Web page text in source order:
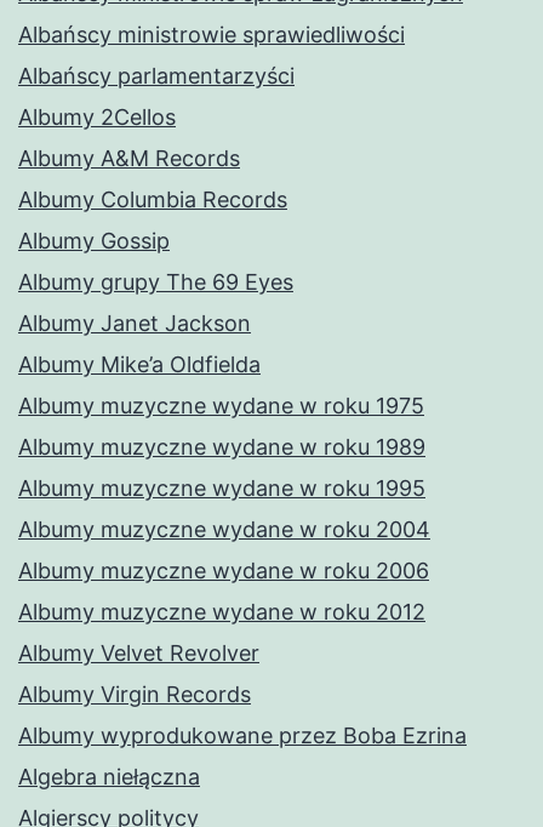
Albańscy ministrowie sprawiedliwości
Albańscy parlamentarzyści
Albumy 2Cellos
Albumy A&M Records
Albumy Columbia Records
Albumy Gossip
Albumy grupy The 69 Eyes
Albumy Janet Jackson
Albumy Mike’a Oldfielda
Albumy muzyczne wydane w roku 1975
Albumy muzyczne wydane w roku 1989
Albumy muzyczne wydane w roku 1995
Albumy muzyczne wydane w roku 2004
Albumy muzyczne wydane w roku 2006
Albumy muzyczne wydane w roku 2012
Albumy Velvet Revolver
Albumy Virgin Records
Albumy wyprodukowane przez Boba Ezrina
Algebra niełączna
Algierscy politycy